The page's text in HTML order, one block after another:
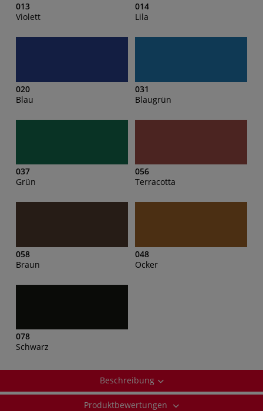
013
Violett
014
Lila
020
Blau
031
Blaugrün
037
Grün
056
Terracotta
058
Braun
048
Ocker
078
Schwarz
Beschreibung
Produktbewertungen